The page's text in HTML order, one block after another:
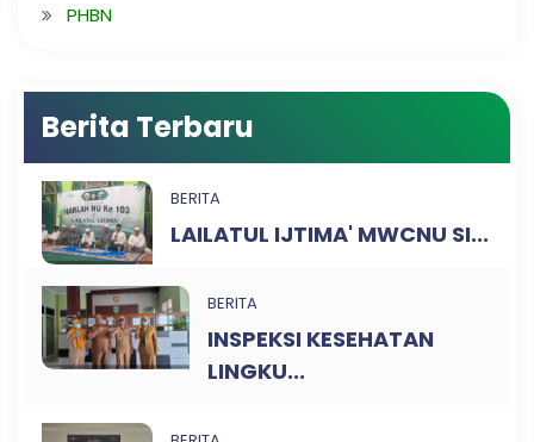
PHBN
Berita Terbaru
BERITA
LAILATUL IJTIMA' MWCNU SI...
BERITA
INSPEKSI KESEHATAN
LINGKU...